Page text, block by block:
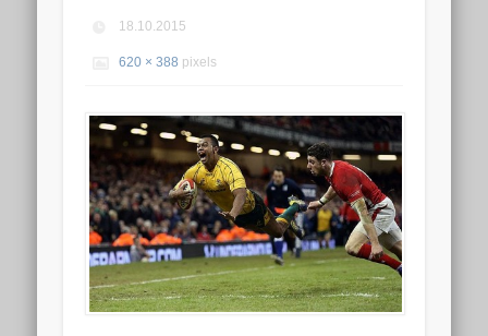
18.10.2015
620 × 388 pixels